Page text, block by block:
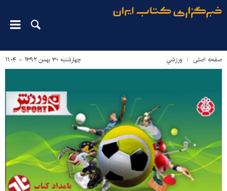
صفحه اصلی ورزشي چهارشنبه ۳۰ بهمن ۱۳۹۲ - ۱۱:۰۴